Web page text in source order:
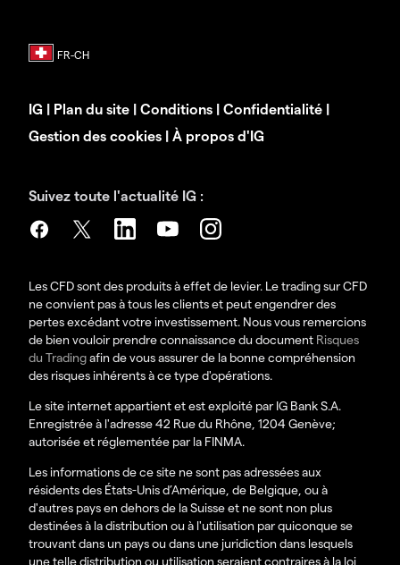
IG | Plan du site | Conditions | Confidentialité |
Gestion des cookies | À propos d'IG
Suivez toute l'actualité IG :
Les CFD sont des produits à effet de levier. Le trading sur CFD
ne convient pas à tous les clients et peut engendrer des
pertes excédant votre investissement. Nous vous remercions
de bien vouloir prendre connaissance du document Risques
du Tradingafin de vous assurer de la bonne compréhension
des risques inhérents à ce type d'opérations.
Le site internet appartient et est exploité par IG Bank S.A.
Enregistrée à l'adresse 42 Rue du Rhône, 1204 Genève;
autorisée et réglementée par la FINMA.
Les informations de ce site ne sont pas adressées aux
résidents des États-Unis d’Amérique, de Belgique, ou à
d'autres pays en dehors de la Suisse et ne sont non plus
destinées à la distribution ou à l'utilisation par quiconque se
trouvant dans un pays ou dans une juridiction dans lesquels
une telle distribution ou utilisation seraient contraires à la loi